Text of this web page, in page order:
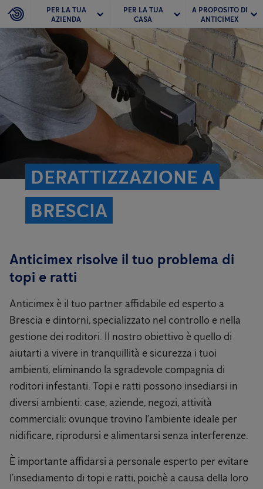
PER LA TUA
AZIENDA
PER LA TUA
CASA
A PROPOSITO DI
ANTICIMEX
DERATTIZZAZIONE A
BRESCIA
Anticimex risolve il tuo problema di
topi e ratti
Anticimex è il tuo partner affidabile ed esperto a
Brescia e dintorni, specializzato nel controllo e nella
gestione dei roditori. Il nostro obiettivo è quello di
aiutarti a vivere in tranquillità e sicurezza i tuoi
ambienti, eliminando la sgradevole compagnia di
roditori infestanti. Topi e ratti possono insediarsi in
diversi ambienti: case, aziende, negozi, attività
commerciali; ovunque trovino l’ambiente ideale per
nidificare, riprodursi e alimentarsi senza interferenze.
È importante affidarsi a personale esperto per evitare
l’insediamento di topi e ratti, poichè a causa della loro